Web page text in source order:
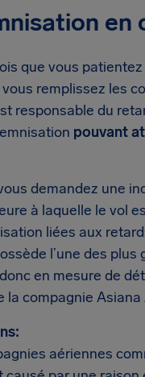
en
que vous
remplissez les
responsable du
pouvant
demandez une
à laquelle le vol
liées aux
l’une des
en mesure de
la compagnie Asiana
aériennes